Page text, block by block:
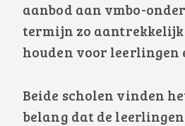
aanbod aan vmbo-
termijn zo aantrekkelijk
houden voor leerlingen
Beide scholen vinden
belang dat de